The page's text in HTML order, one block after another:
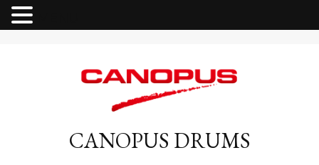
CANOPUS DRUMS